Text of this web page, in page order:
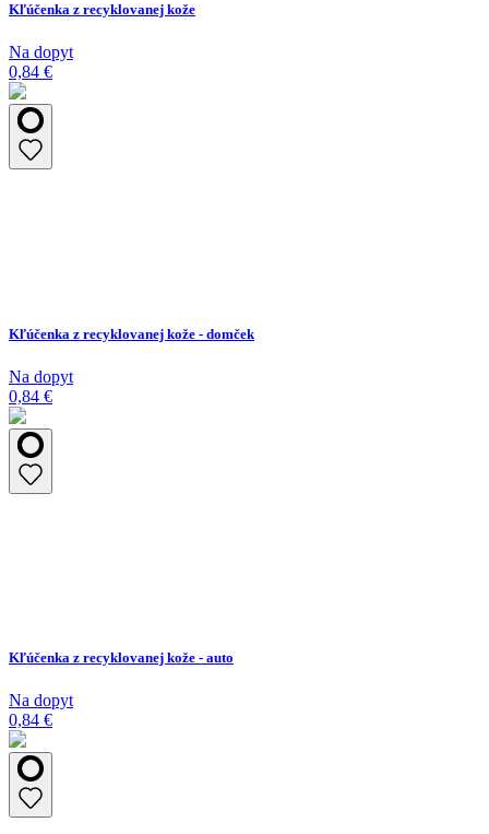
Kľúčenka z recyklovanej kože
Na dopyt
0,84 €
Kľúčenka z recyklovanej kože - domček
Na dopyt
0,84 €
Kľúčenka z recyklovanej kože - auto
Na dopyt
0,84 €